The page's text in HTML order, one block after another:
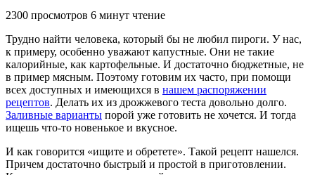
2300 просмотров 6 минут чтение
Трудно найти человека, который бы не любил пироги. У нас,
к примеру, особенно уважают капустные. Они не такие
калорийные, как картофельные. И достаточно бюджетные, не
в пример мясным. Поэтому готовим их часто, при помощи
всех доступных и имеющихся в нашем распоряжении
рецептов. Делать их из дрожжевого теста довольно долго.
Заливные варианты порой уже готовить не хочется. И тогда
ищешь что-то новенькое и вкусное.
И как говорится «ищите и обретете». Такой рецепт нашелся.
Причем достаточно быстрый и простой в приготовлении.